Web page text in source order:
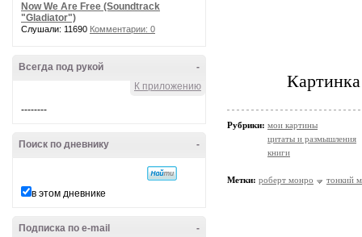
Now We Are Free (Soundtrack
"Gladiator")
Слушали: 11690 Комментарии: 0
-
Всегда под рукой
К приложению
--------
-
Поиск по дневнику
в этом дневнике
-
Подписка по e-mail
Рубрики: мои картины
цитаты и размышления
книги
Метки: роберт монро тонкий